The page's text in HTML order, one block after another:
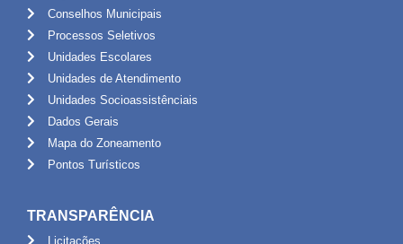
Conselhos Municipais
Processos Seletivos
Unidades Escolares
Unidades de Atendimento
Unidades Socioassistênciais
Dados Gerais
Mapa do Zoneamento
Pontos Turísticos
TRANSPARÊNCIA
Licitações